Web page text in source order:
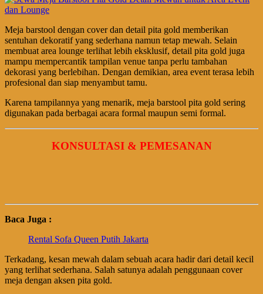
Meja barstool dengan cover dan detail pita gold memberikan
sentuhan dekoratif yang sederhana namun tetap mewah. Selain
membuat area lounge terlihat lebih eksklusif, detail pita gold juga
mampu mempercantik tampilan venue tanpa perlu tambahan
dekorasi yang berlebihan. Dengan demikian, area event terasa lebih
profesional dan siap menyambut tamu.
Karena tampilannya yang menarik, meja barstool pita gold sering
digunakan pada berbagai acara formal maupun semi formal.
KONSULTASI & PEMESANAN
Baca Juga :
Rental Sofa Queen Putih Jakarta
Terkadang, kesan mewah dalam sebuah acara hadir dari detail kecil
yang terlihat sederhana. Salah satunya adalah penggunaan cover
meja dengan aksen pita gold.